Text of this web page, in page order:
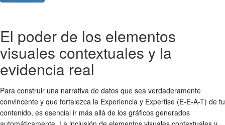
El poder de los elementos
visuales contextuales y la
evidencia real
Para construir una narrativa de datos que sea verdaderamente
convincente y que fortalezca la Experiencia y Expertise (E-E-A-T) de tu
contenido, es esencial ir más allá de los gráficos generados